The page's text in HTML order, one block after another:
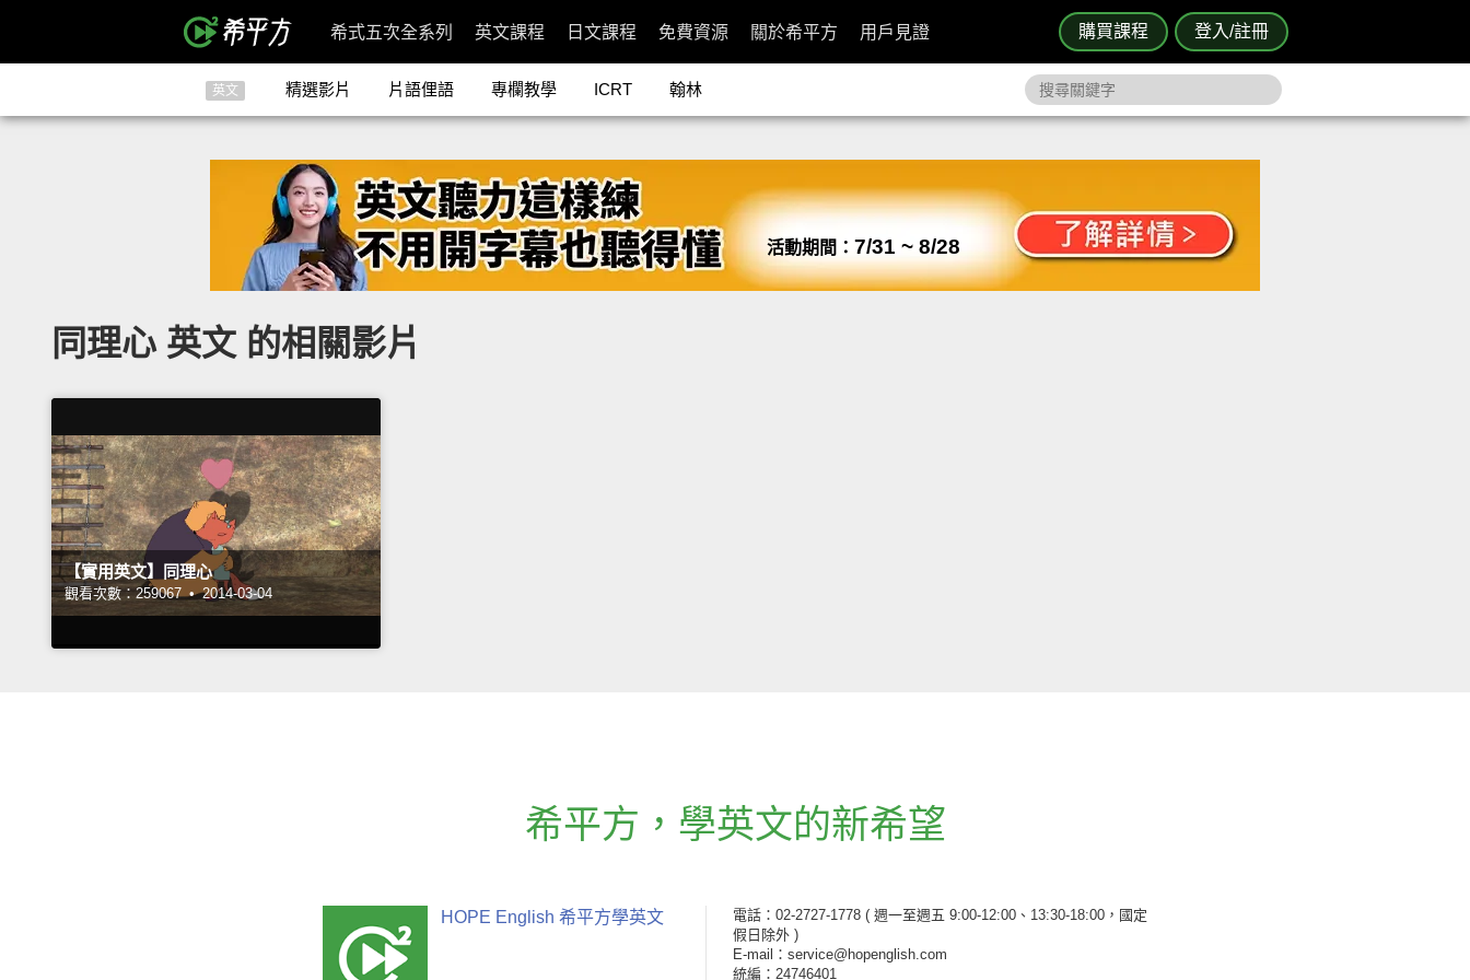
購買課程 登入/註冊
希式五次全系列 英文課程 日文課程 免費資源 關於希平方 用戶見證
英文 精選影片 片語俚語 專欄教學 ICRT 翰林
活動期間： 7/31 ~ 8/28
同理心 英文 的相關影片
【實用英文】同理心
觀看次數：259067 • 2014-03-04
希平方 ， 學英文的新希望
HOPE English 希平方學英文 電話：02-2727-1778 ( 週一至週五 9:00-12:00、13:30-18:00，國定
假日除外 )
E-mail：service@hopenglish.com
統編：24746401